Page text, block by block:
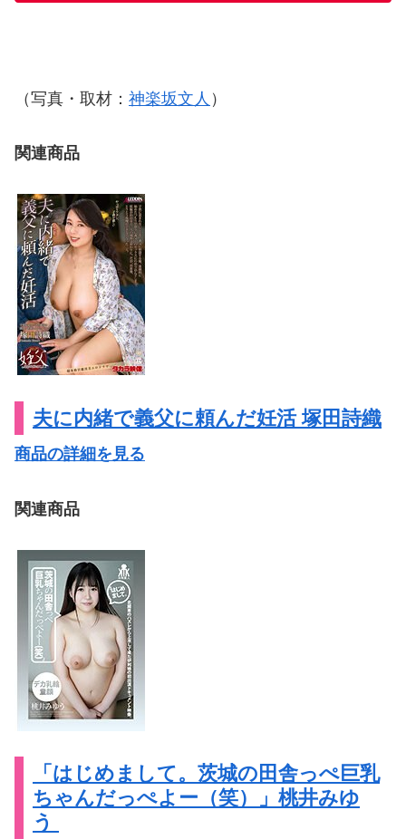
（写真・取材： 神楽坂文人 ）
関連商品
夫に内緒で義父に頼んだ妊活 塚田詩織
商品の詳細を見る
関連商品
「はじめまして。茨城の田舎っぺ巨乳
ちゃんだっぺよー（笑）」桃井みゆ
う